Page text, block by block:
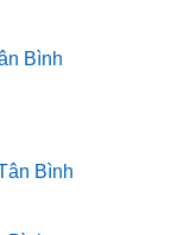
Bình
Bình